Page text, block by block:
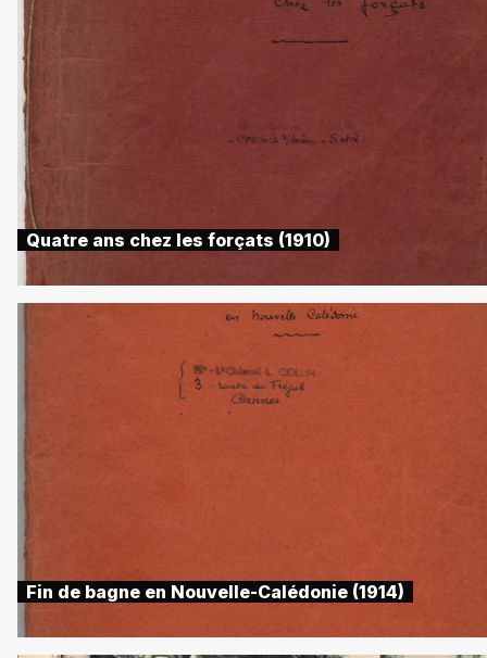
Quatre ans chez les forçats (1910)
Fin de bagne en Nouvelle-Calédonie (1914)